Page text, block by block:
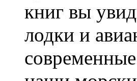
книг вы
лодки и